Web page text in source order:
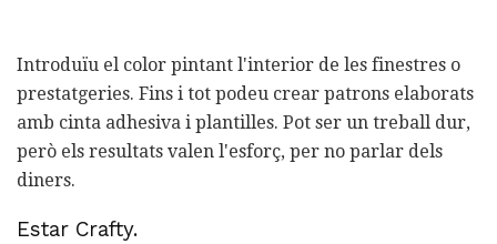
Introduïu el color pintant l'interior de les finestres o
prestatgeries. Fins i tot podeu crear patrons elaborats
amb cinta adhesiva i plantilles. Pot ser un treball dur,
però els resultats valen l'esforç, per no parlar dels
diners.
Estar Crafty.